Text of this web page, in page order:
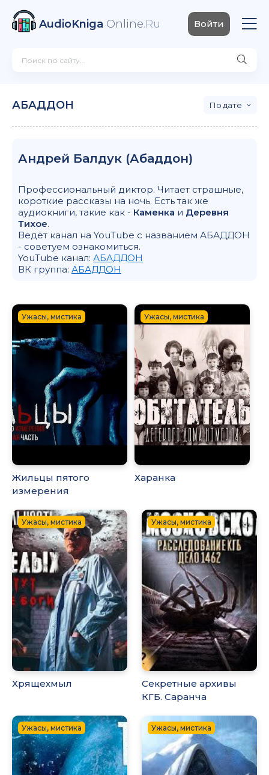
AudioKniga Online.Ru Войти
АБАДДОН дате
Андрей Балдук (Абаддон)
Профессиональный диктор. Читает страшные,
короткие рассказы на ночь. Есть так же
аудиокниги, такие как - Каменка и Деревня
Тихое.
Ведёт канал на YouTube с названием АБАДДОН
- советуем ознакомиться.
YouTube канал: АБАДДОН
ВК группа: АБАДДОН
Ужасы, мистика
Жильцы пятого
измерения
Ужасы, мистика
Харанка
Ужасы, мистика
Хрящехмыл
Ужасы, мистика
Секретные архивы
КГБ. Саранча
Ужасы, мистика Ужасы, мистика